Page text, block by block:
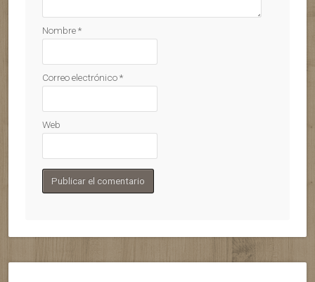
Nombre*
Correo electrónico*
Web